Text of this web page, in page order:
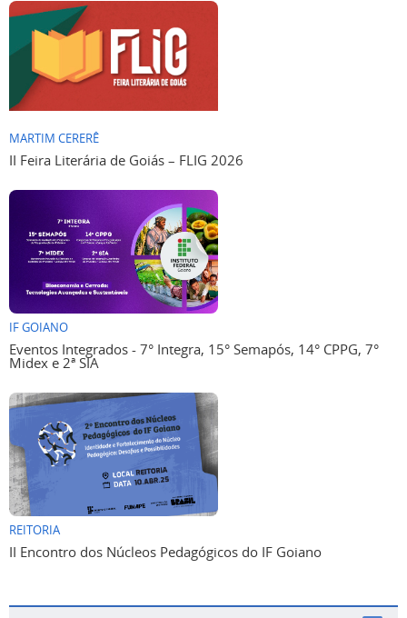
MARTIM CERERÊ
II Feira Literária de Goiás – FLIG 2026
IF GOIANO
Eventos Integrados - 7° Integra, 15° Semapós, 14° CPPG, 7°
Midex e 2ª SIA
REITORIA
II Encontro dos Núcleos Pedagógicos do IF Goiano